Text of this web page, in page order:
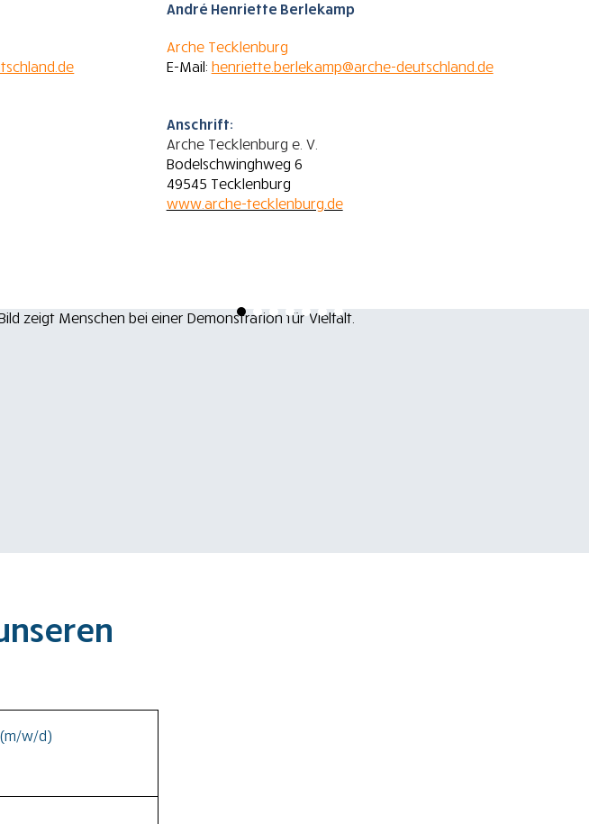
André Henriette Berlekamp
Arche Tecklenburg
E-Mail: henriette.berlekamp@arche-deutschland.de
Anschrift:
Arche Tecklenburg e. V.
Bodelschwinghweg 6
49545 Tecklenburg
www.arche-tecklenburg.de
w/d)